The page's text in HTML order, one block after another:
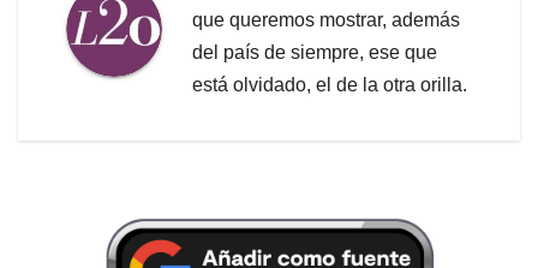
que queremos mostrar, además
del país de siempre, ese que
está olvidado, el de la otra orilla.